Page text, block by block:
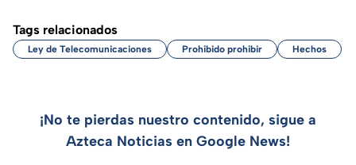
Tags relacionados
Ley de Telecomunicaciones Prohibido prohibir Hechos
¡No te pierdas nuestro contenido, sigue a
Azteca Noticias en Google News!